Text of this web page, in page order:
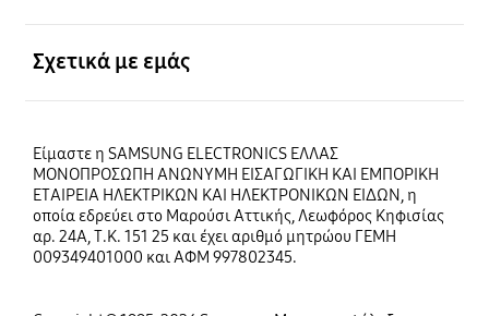
Σχετικά με εμάς
Είμαστε η SAMSUNG ELECTRONICS ΕΛΛΑΣ
ΜΟΝΟΠΡΟΣΩΠΗ ΑΝΩΝΥΜΗ ΕΙΣΑΓΩΓΙΚΗ ΚΑΙ ΕΜΠΟΡΙΚΗ
ΕΤΑΙΡΕΙΑ ΗΛΕΚΤΡΙΚΩΝ ΚΑΙ ΗΛΕΚΤΡΟΝΙΚΩΝ ΕΙΔΩΝ, η
οποία εδρεύει στο Μαρούσι Αττικής, Λεωφόρος Κηφισίας
αρ. 24Α, Τ.Κ. 151 25 και έχει αριθμό μητρώου ΓΕΜΗ
009349401000 και ΑΦΜ 997802345.